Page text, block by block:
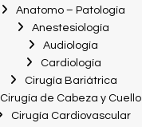
Anatomo – Patología
Anestesiología
Audiología
Cardiología
Cirugía Bariátrica
Cirugía de Cabeza y Cuello
Cirugía Cardiovascular